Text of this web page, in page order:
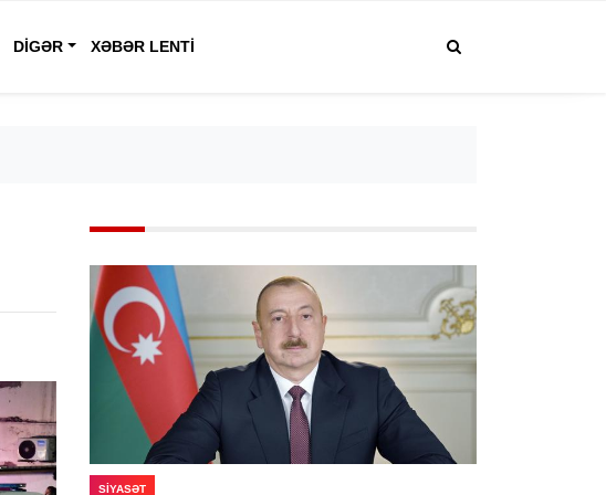
DIGƏR XƏBƏR LENTI
SIYASƏT